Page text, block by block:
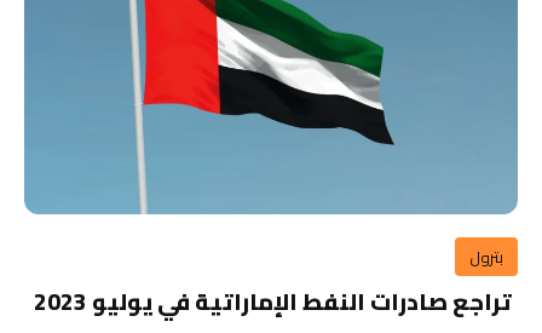
بترول
تراجع صادرات النفط الإماراتية في يوليو 2023